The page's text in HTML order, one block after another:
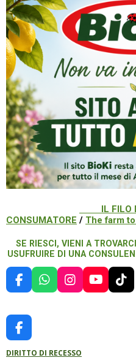
IL FILO
CONSUMATORE / The farm
SE RIESCI, VIENI A
USUFRUIRE DI UNA
F
A
E
B
O
O
W
H
P
I
N
R
Y
O
T
I
F
A
C
DIRITTO DI RECESSO